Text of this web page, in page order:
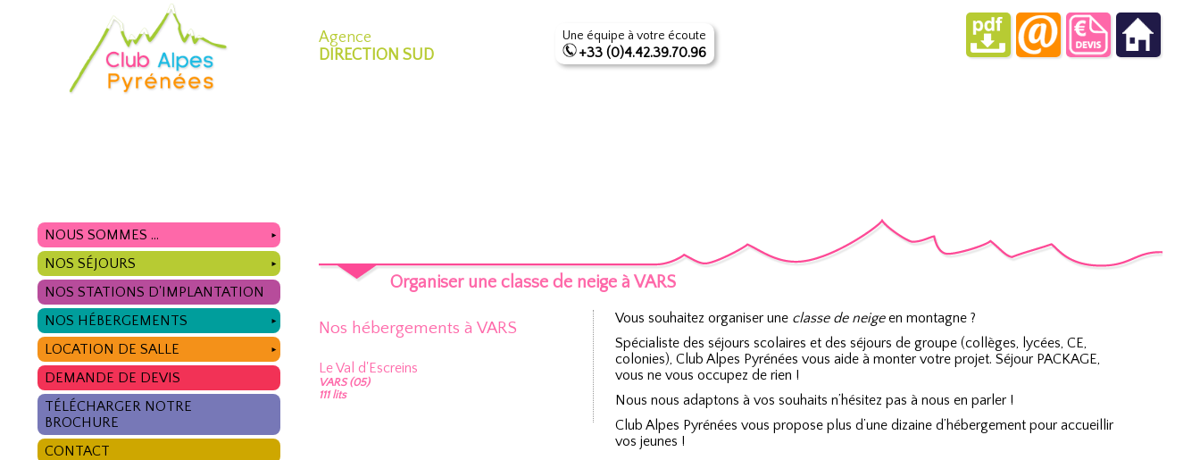
Agence
DIRECTION SUD
Une équipe à votre écoute
+33 (0)4.42.39.70.96
NOUS SOMMES ... ►
NOS SÉJOURS ►
NOS STATIONS D'IMPLANTATION
NOS HÉBERGEMENTS
►
LOCATION DE SALLE ►
DEMANDE DE DEVIS
TÉLÉCHARGER NOTRE
BROCHURE
CONTACT
Organiser une classe de neige à VARS
Nos hébergements à VARS
Le Val d'Escreins
VARS (05)
111 lits
Vous souhaitez organiser une classe de neigeen montagne ?
Spécialiste des séjours scolaires et des séjours de groupe (collèges, lycées, CE,
colonies), Club Alpes Pyrénées vous aide à monter votre projet. Séjour PACKAGE,
vous ne vous occupez de rien !
Nous nous adaptons à vos souhaits n’hésitez pas à nous en parler !
Club Alpes Pyrénées vous propose plus d’une dizaine d’hébergement pour accueillir
vos jeunes !